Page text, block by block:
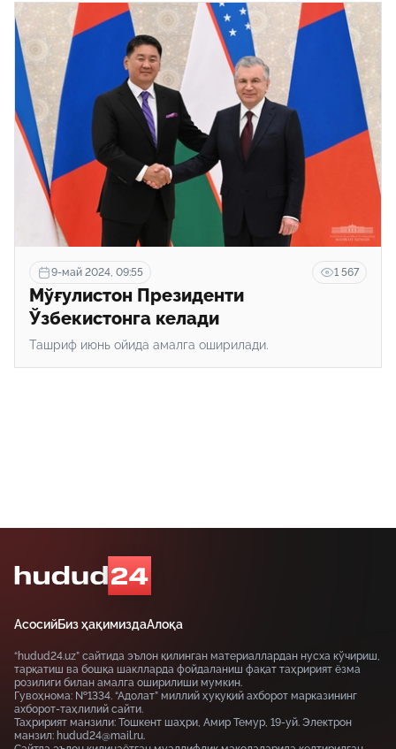
9-май 2024, 09:55 1 567
Мўғулистон Президенти
Ўзбекистонга келади
Ташриф июнь ойида амалга оширилади.
АсосийБиз ҳақимиздаАлоқа
“hudud24.uz” сайтида эълон қилинган материаллардан нусха кўчириш,
тарқатиш ва бошқа шаклларда фойдаланиш фақат таҳририят ёзма
розилиги билан амалга оширилиши мумкин.
Гувоҳнома: №1334. “Адолат” миллий ҳуқуқий ахборот марказининг
ахборот-таҳлилий сайти.
Таҳририят манзили: Тошкент шаҳри, Амир Темур, 19-уй. Электрон
манзил: hudud24@mail.ru.